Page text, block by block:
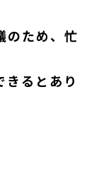
のため、忙
きるとあり